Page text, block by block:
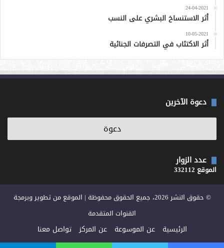
24-04-2021
أثر الاستنساخ البشري على النسب
10-05-2021
أثر الاكتئاب في التصرفات الجنائية
دعوة الآخرين
عدد الزوار
الموقع 332112
© حقوق النشر 2026، جميع الحقوق محفوظة | الموقع من تطوير وبرمجة
القنوات المتقدمة
الرئيسية عن الموسوعة عن المركز تواصل معنا